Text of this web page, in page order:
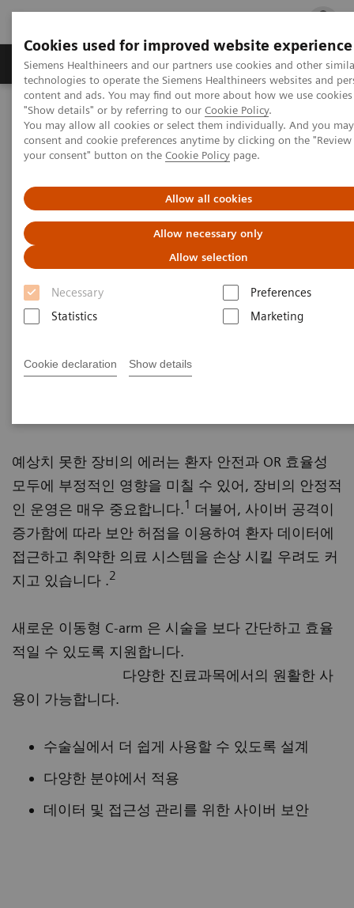
Cookies used for improved website experience
Siemens Healthineers and our partners use cookies and other
technologies to operate the Siemens Healthineers websites and
content and ads. You may find out more about how we use
"Show details" or by referring to our Cookie Policy.
You may allow all cookies or select them individually. And you
consent and cookie preferences anytime by clicking on the "Review
your consent" button on the Cookie Policy page.
Allow all cookies
Allow necessary only
Allow selection
Necessary
Preferences
Statistics
Marketing
Cookie declaration Show details
지멘스 헬시니어스(주) 채용 주요 제품
지멘스 헬시니어스(주) Medical Imaging
Mobile C-arms
Mobile C-arms
Cios Flow
Cios Flow
예상치 못한 장비의 에러는 환자 안전과 OR 효율성
모두에 부정적인 영향을 미칠 수 있어, 장비의 안정적
인 운영은 매우 중요합니다.1 더불어, 사이버 공격이
증가함에 따라 보안 허점을 이용하여 환자 데이터에
접근하고 취약한 의료 시스템을 손상 시킬 우려도 커
지고 있습니다 .2
새로운 이동형 C-arm 은 시술을 보다 간단하고 효율
적일 수 있도록 지원합니다.
다양한 진료과목에서의 원활한 사
용이 가능합니다.
수술실에서 더 쉽게 사용할 수 있도록 설계
다양한 분야에서 적용
데이터 및 접근성 관리를 위한 사이버 보안